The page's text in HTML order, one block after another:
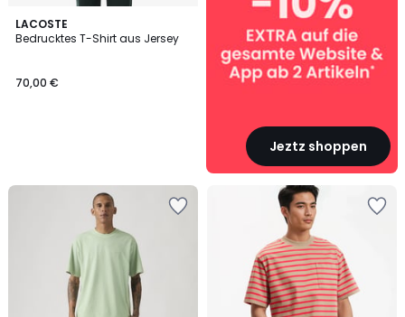
LACOSTE
Bedrucktes T-Shirt aus Jersey
70,00 €
Jeztz shoppen